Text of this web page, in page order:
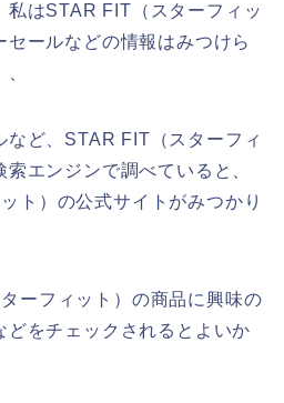
私はSTAR FIT（スターフィッ
セールなどの情報はみつけら
など、STAR FIT（スターフィ
エンジンで調べていると、
ト）の公式サイトがみつかり
ーフィット）の商品に興味の
どをチェックされるとよいか